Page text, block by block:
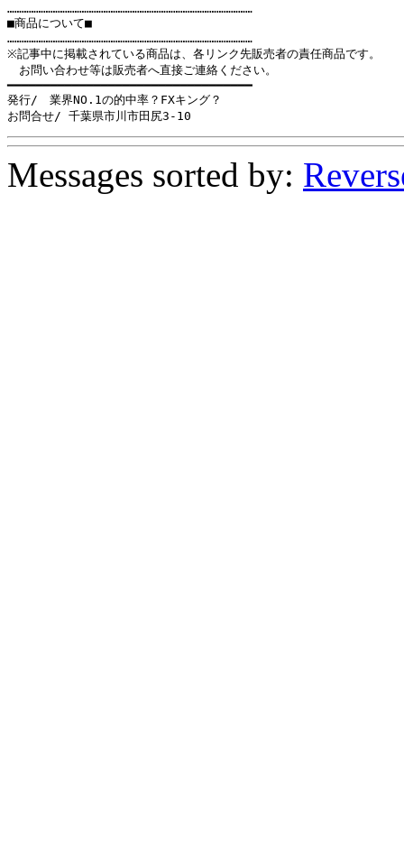
…………………………………………………………………………………………
■商品について■
…………………………………………………………………………………………
※記事中に掲載されている商品は、各リンク先販売者の責任商品です。
お問い合わせ等は販売者へ直接ご連絡ください。
━━━━━━━━━━━━━━━━━━━━━━━━━━━━━━━━━━
発行/　業界NO.1の的中率？FXキング？
お問合せ/ 千葉県市川市田尻3-10
Messages sorted by: